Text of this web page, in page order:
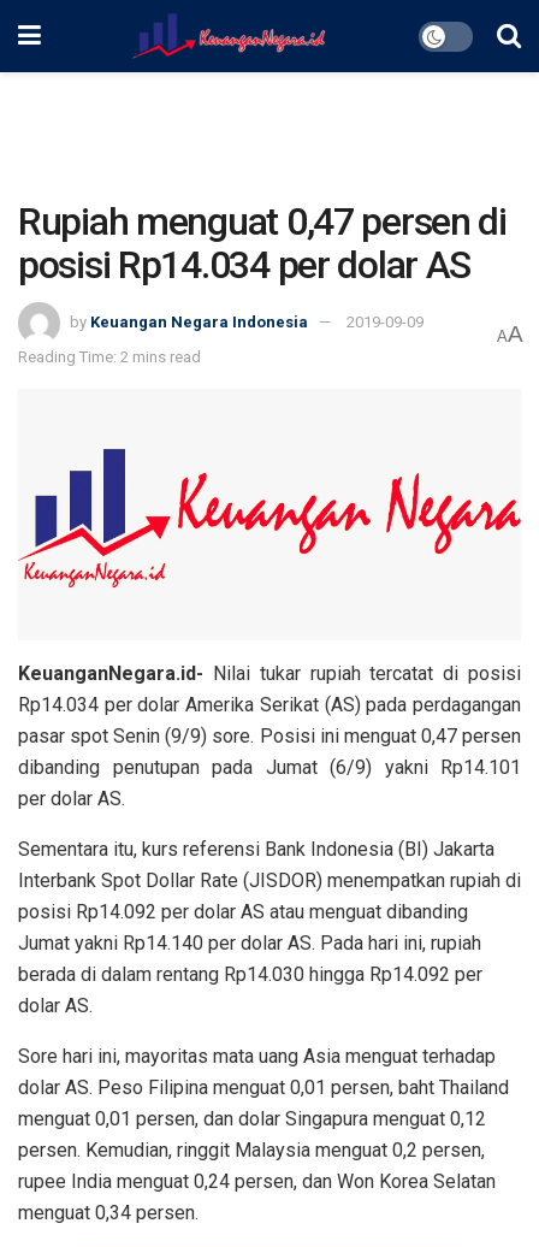
Rupiah menguat 0,47 persen di
posisi Rp14.034 per dolar AS
by Keuangan Negara Indonesia
2019-09-09
Reading Time: 2 mins read
AA
KeuanganNegara.id- Nilai tukar rupiah tercatat di posisi
Rp14.034 per dolar Amerika Serikat (AS) pada perdagangan
pasar spot Senin (9/9) sore. Posisi ini menguat 0,47 persen
dibanding penutupan pada Jumat (6/9) yakni Rp14.101
per dolar AS.
Sementara itu, kurs referensi Bank Indonesia (BI) Jakarta
Interbank Spot Dollar Rate (JISDOR) menempatkan rupiah di
posisi Rp14.092 per dolar AS atau menguat dibanding
Jumat yakni Rp14.140 per dolar AS. Pada hari ini, rupiah
berada di dalam rentang Rp14.030 hingga Rp14.092 per
dolar AS.
Sore hari ini, mayoritas mata uang Asia menguat terhadap
dolar AS. Peso Filipina menguat 0,01 persen, baht Thailand
menguat 0,01 persen, dan dolar Singapura menguat 0,12
persen. Kemudian, ringgit Malaysia menguat 0,2 persen,
rupee India menguat 0,24 persen, dan Won Korea Selatan
menguat 0,34 persen.